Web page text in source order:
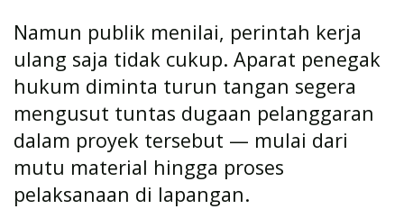
Namun publik menilai, perintah kerja
ulang saja tidak cukup. Aparat penegak
hukum diminta turun tangan segera
mengusut tuntas dugaan pelanggaran
dalam proyek tersebut — mulai dari
mutu material hingga proses
pelaksanaan di lapangan.